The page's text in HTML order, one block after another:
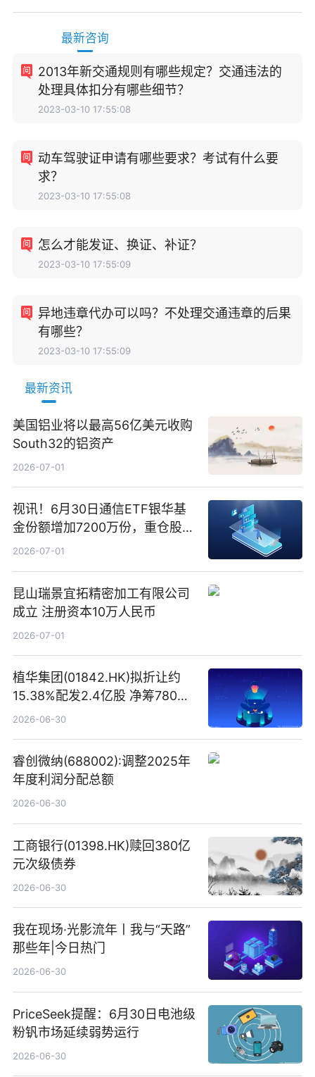
最新咨询
2013年新交通规则有哪些规定？交通违法的
处理具体扣分有哪些细节？
2023-03-10 17:55:08
动车驾驶证申请有哪些要求？考试有什么要
求？
2023-03-10 17:55:08
怎么才能发证、换证、补证？
2023-03-10 17:55:09
异地违章代办可以吗？不处理交通违章的后果
有哪些？
2023-03-10 17:55:09
最新资讯
美国铝业将以最高56亿美元收购
South32的铝资产
2026-07-01
视讯！6月30日通信ETF银华基
金份额增加7200万份，重仓股新
易盛、中际旭创、立讯精密
2026-07-01
昆山瑞景宜拓精密加工有限公司
成立 注册资本10万人民币
2026-07-01
植华集团(01842.HK)拟折让约
15.38%配发2.4亿股 净筹780万
港元
2026-06-30
睿创微纳(688002):调整2025年
年度利润分配总额
2026-06-30
工商银行(01398.HK)赎回380亿
元次级债券
2026-06-30
我在现场·光影流年丨我与“天路”
那些年|今日热门
2026-06-30
PriceSeek提醒：6月30日电池级
粉钒市场延续弱势运行
2026-06-30